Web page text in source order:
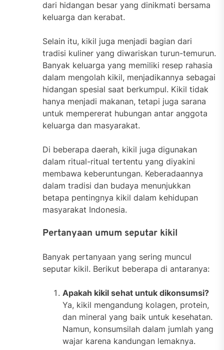
dari hidangan besar yang dinikmati bersama
keluarga dan kerabat.
Selain itu, kikil juga menjadi bagian dari
tradisi kuliner yang diwariskan turun-temurun.
Banyak keluarga yang memiliki resep rahasia
dalam mengolah kikil, menjadikannya sebagai
hidangan spesial saat berkumpul. Kikil tidak
hanya menjadi makanan, tetapi juga sarana
untuk mempererat hubungan antar anggota
keluarga dan masyarakat.
Di beberapa daerah, kikil juga digunakan
dalam ritual-ritual tertentu yang diyakini
membawa keberuntungan. Keberadaannya
dalam tradisi dan budaya menunjukkan
betapa pentingnya kikil dalam kehidupan
masyarakat Indonesia.
Pertanyaan umum seputar kikil
Banyak pertanyaan yang sering muncul
seputar kikil. Berikut beberapa di antaranya:
Apakah kikil sehat untuk dikonsumsi?
Ya, kikil mengandung kolagen, protein,
dan mineral yang baik untuk kesehatan.
Namun, konsumsilah dalam jumlah yang
wajar karena kandungan lemaknya.